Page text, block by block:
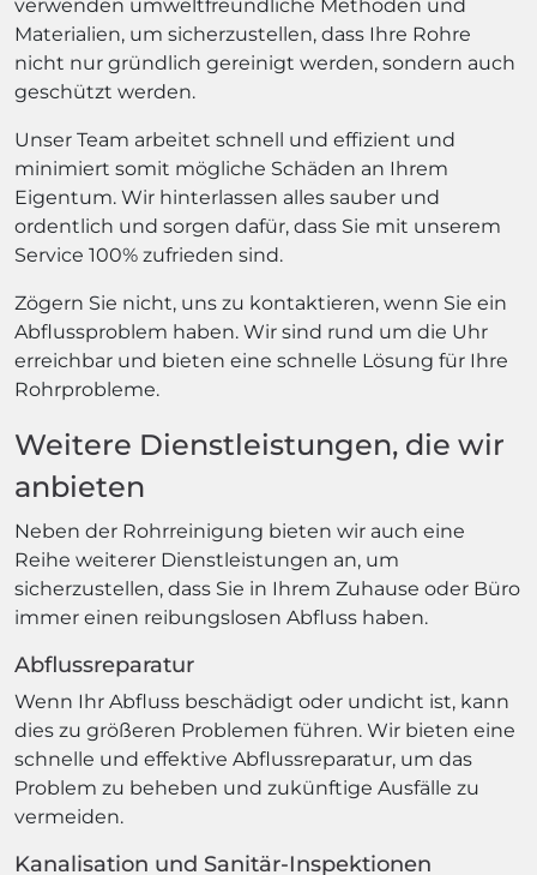
verwenden umweltfreundliche Methoden und
Materialien, um sicherzustellen, dass Ihre Rohre
nicht nur gründlich gereinigt werden, sondern auch
geschützt werden.
Unser Team arbeitet schnell und effizient und
minimiert somit mögliche Schäden an Ihrem
Eigentum. Wir hinterlassen alles sauber und
ordentlich und sorgen dafür, dass Sie mit unserem
Service 100% zufrieden sind.
Zögern Sie nicht, uns zu kontaktieren, wenn Sie ein
Abflussproblem haben. Wir sind rund um die Uhr
erreichbar und bieten eine schnelle Lösung für Ihre
Rohrprobleme.
Weitere Dienstleistungen, die wir
anbieten
Neben der Rohrreinigung bieten wir auch eine
Reihe weiterer Dienstleistungen an, um
sicherzustellen, dass Sie in Ihrem Zuhause oder Büro
immer einen reibungslosen Abfluss haben.
Abflussreparatur
Wenn Ihr Abfluss beschädigt oder undicht ist, kann
dies zu größeren Problemen führen. Wir bieten eine
schnelle und effektive Abflussreparatur, um das
Problem zu beheben und zukünftige Ausfälle zu
vermeiden.
Kanalisation und Sanitär-Inspektionen